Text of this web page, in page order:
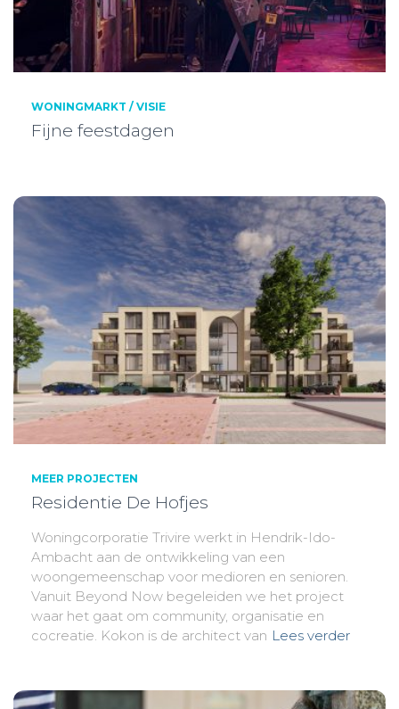
WONINGMARKT / VISIE
Fijne feestdagen
MEER PROJECTEN
Residentie De Hofjes
Woningcorporatie Trivire werkt in Hendrik-Ido-
Ambacht aan de ontwikkeling van een
woongemeenschap voor medioren en senioren.
Vanuit Beyond Now begeleiden we het project
waar het gaat om community, organisatie en
cocreatie. Kokon is de architect van Lees verder